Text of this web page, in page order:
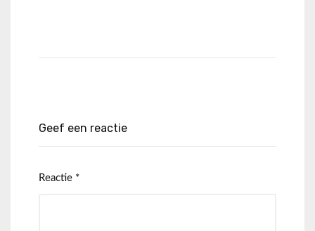
Geef een reactie
Reactie *